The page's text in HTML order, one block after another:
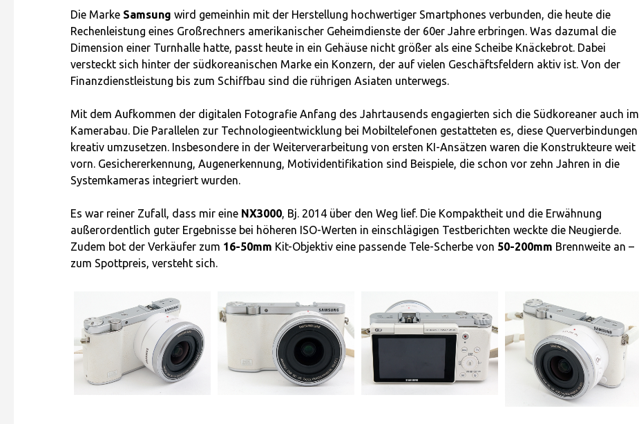
Die Marke Samsung wird gemeinhin mit der Herstellung hochwertiger Smartphones verbunden, die heute die
Rechenleistung eines Großrechners amerikanischer Geheimdienste der 60er Jahre erbringen. Was dazumal die
Dimension einer Turnhalle hatte, passt heute in ein Gehäuse nicht größer als eine Scheibe Knäckebrot. Dabei
versteckt sich hinter der südkoreanischen Marke ein Konzern, der auf vielen Geschäftsfeldern aktiv ist. Von der
Finanzdienstleistung bis zum Schiffbau sind die rührigen Asiaten unterwegs.
Mit dem Aufkommen der digitalen Fotografie Anfang des Jahrtausends engagierten sich die Südkoreaner auch im
Kamerabau. Die Parallelen zur Technologieentwicklung bei Mobiltelefonen gestatteten es, diese Querverbindungen
kreativ umzusetzen. Insbesondere in der Weiterverarbeitung von ersten KI-Ansätzen waren die Konstrukteure weit
vorn. Gesichererkennung, Augenerkennung, Motividentifikation sind Beispiele, die schon vor zehn Jahren in die
Systemkameras integriert wurden.
Es war reiner Zufall, dass mir eine NX3000, Bj. 2014 über den Weg lief. Die Kompaktheit und die Erwähnung
außerordentlich guter Ergebnisse bei höheren ISO-Werten in einschlägigen Testberichten weckte die Neugierde.
Zudem bot der Verkäufer zum 16-50mm Kit-Objektiv eine passende Tele-Scherbe von 50-200mm Brennweite an –
zum Spottpreis, versteht sich.